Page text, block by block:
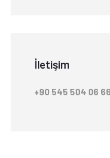
İletişim
+90 545 504 06 66